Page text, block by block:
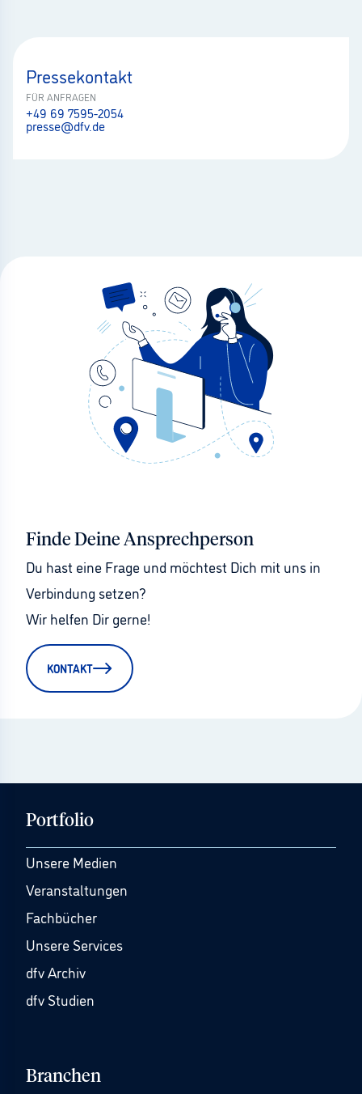
Pressekontakt
FÜR ANFRAGEN
+49 69 7595-2054
presse@dfv.de
Finde Deine Ansprechperson
Du hast eine Frage und möchtest Dich mit uns in
Verbindung setzen?
Wir helfen Dir gerne!
KONTAKT
Portfolio
Unsere Medien
Veranstaltungen
Fachbücher
Unsere Services
dfv Archiv
dfv Studien
Branchen